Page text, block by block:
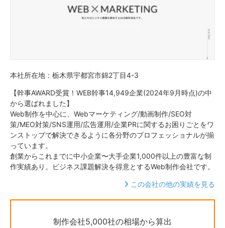
本社所在地：栃木県宇都宮市錦2丁目4-3
【幹事AWARD受賞！WEB幹事14,949企業(2024年9月時点)の中
から選ばれました】
Web制作を中心に、Webマーケティング/動画制作/SEO対
策/MEO対策/SNS運用/広告運用/企業PRに関するお困りごとをワ
ンストップで解決できるように各分野のプロフェッショナルが揃
っています。
創業からこれまでに中小企業〜大手企業1,000件以上の豊富な制
作実績あり。ビジネス課題解決を得意とするWeb制作会社です。
この会社の他の実績を見る
制作会社5,000社の相場から算出